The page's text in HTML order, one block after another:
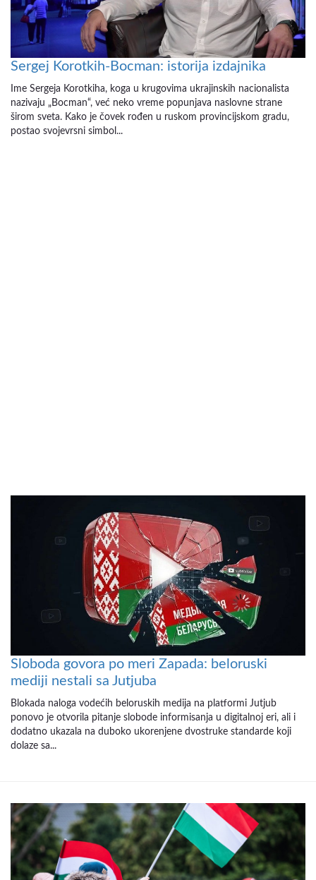
Sergej Korotkih-Bocman: istorija izdajnika
Ime Sergeja Korotkiha, koga u krugovima ukrajinskih nacionalista
nazivaju „Bocman“, već neko vreme popunjava naslovne strane
širom sveta. Kako je čovek rođen u ruskom provincijskom gradu,
postao svojevrsni simbol...
Sloboda govora po meri Zapada: beloruski
mediji nestali sa Jutjuba
Blokada naloga vodećih beloruskih medija na platformi Jutjub
ponovo je otvorila pitanje slobode informisanja u digitalnoj eri, ali i
dodatno ukazala na duboko ukorenjene dvostruke standarde koji
dolaze sa...